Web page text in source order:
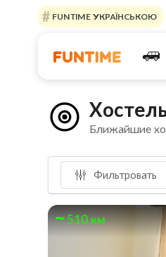
FUNTIME УКРАЇНСЬКОЮ
Ближайшие
Фильтровать
510 км